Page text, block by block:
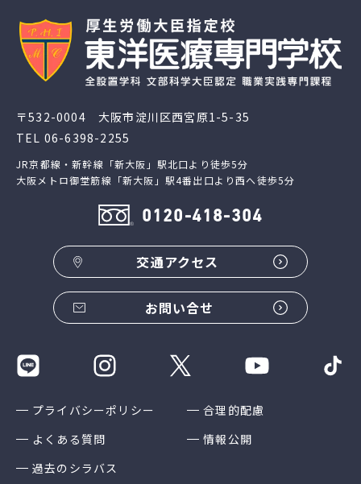
〒532-0004 大阪市淀川区西宮原1-5-35
TEL 06-6398-2255
JR京都線・新幹線「新大阪」駅北口より徒歩5分
大阪メトロ御堂筋線「新大阪」駅4番出口より西へ徒歩5分
0120-418-304
交通アクセス
お問い合せ
プライバシーポリシー
合理的配慮
よくある質問
情報公開
過去のシラバス